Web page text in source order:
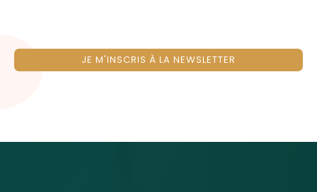
JE M'INSCRIS À LA NEWSLETTER